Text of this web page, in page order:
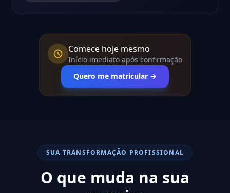
Comece hoje mesmo
Início imediato após confirmação
Quero me matricular →
SUA TRANSFORMAÇÃO PROFISSIONAL
O que muda na sua